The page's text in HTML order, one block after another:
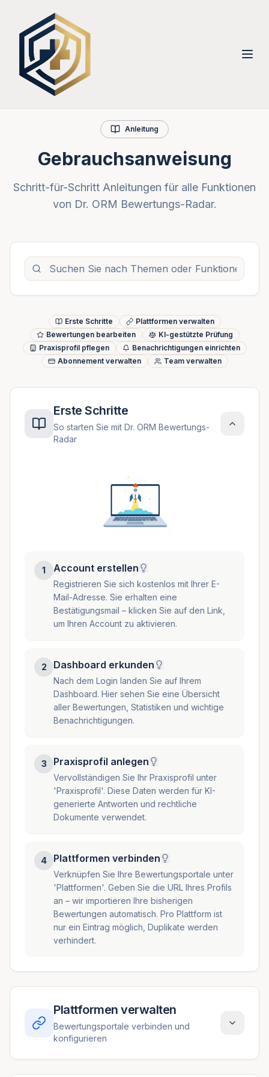
Anleitung
Gebrauchsanweisung
Schritt-für-Schritt Anleitungen für alle Funktionen
von Dr. ORM Bewertungs-Radar.
Erste Schritte
Plattformen verwalten
Bewertungen bearbeiten
KI-gestützte Prüfung
Praxisprofil pflegen
Benachrichtigungen einrichten
Abonnement verwalten
Team verwalten
Erste Schritte
So starten Sie mit Dr. ORM Bewertungs-
Radar
1 Account erstellen
Registrieren Sie sich kostenlos mit Ihrer E-
Mail-Adresse. Sie erhalten eine
Bestätigungsmail – klicken Sie auf den Link,
um Ihren Account zu aktivieren.
2 Dashboard erkunden
Nach dem Login landen Sie auf Ihrem
Dashboard. Hier sehen Sie eine Übersicht
aller Bewertungen, Statistiken und wichtige
Benachrichtigungen.
3 Praxisprofil anlegen
Vervollständigen Sie Ihr Praxisprofil unter
'Praxisprofil'. Diese Daten werden für KI-
generierte Antworten und rechtliche
Dokumente verwendet.
4 Plattformen verbinden
Verknüpfen Sie Ihre Bewertungsportale unter
'Plattformen'. Geben Sie die URL Ihres Profils
an – wir importieren Ihre bisherigen
Bewertungen automatisch. Pro Plattform ist
nur ein Eintrag möglich, Duplikate werden
verhindert.
Plattformen verwalten
Bewertungsportale verbinden und
konfigurieren